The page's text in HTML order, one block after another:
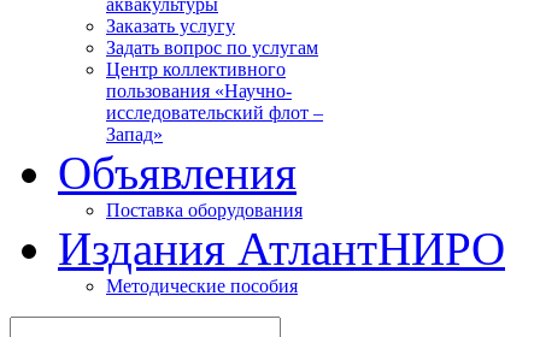
аквакультуры
Заказать услугу
Задать вопрос по услугам
Центр коллективного
пользования «Научно-
исследовательский флот –
Запад»
Объявления
Поставка оборудования
Издания АтлантНИРО
Методические пособия